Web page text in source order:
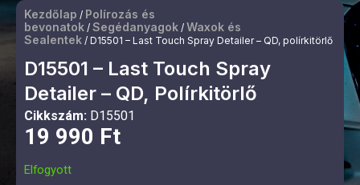
Kezdőlap / Polírozás és
bevonatok / Segédanyagok / Waxok és
Sealentek / D15501 – Last Touch Spray Detailer – QD, polírkitörlő
D15501 – Last Touch Spray
Detailer – QD, Polírkitörlő
Cikkszám: D15501
19 990 Ft
Elfogyott